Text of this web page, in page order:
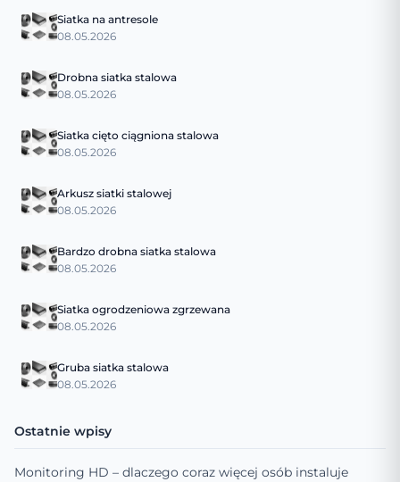
Siatka na antresole
08.05.2026
Drobna siatka stalowa
08.05.2026
Siatka cięto ciągniona stalowa
08.05.2026
Arkusz siatki stalowej
08.05.2026
Bardzo drobna siatka stalowa
08.05.2026
Siatka ogrodzeniowa zgrzewana
08.05.2026
Gruba siatka stalowa
08.05.2026
Ostatnie wpisy
Monitoring HD – dlaczego coraz więcej osób instaluje